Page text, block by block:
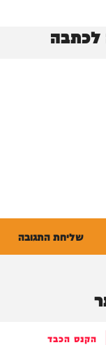
לכתבה
שליחת התגובה
הקנס הכבד